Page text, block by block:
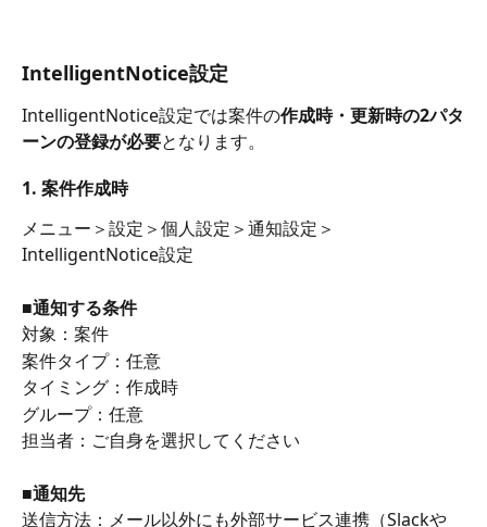
IntelligentNotice設定
IntelligentNotice設定では案件の作成時・更新時の2パタ
ーンの登録が必要となります。
1. 案件作成時
メニュー＞設定＞個人設定＞通知設定＞
IntelligentNotice設定
■通知する条件
対象：案件
案件タイプ：任意
タイミング：作成時
グループ：任意
担当者：ご自身を選択してください
■通知先
送信方法：メール以外にも外部サービス連携（Slackや